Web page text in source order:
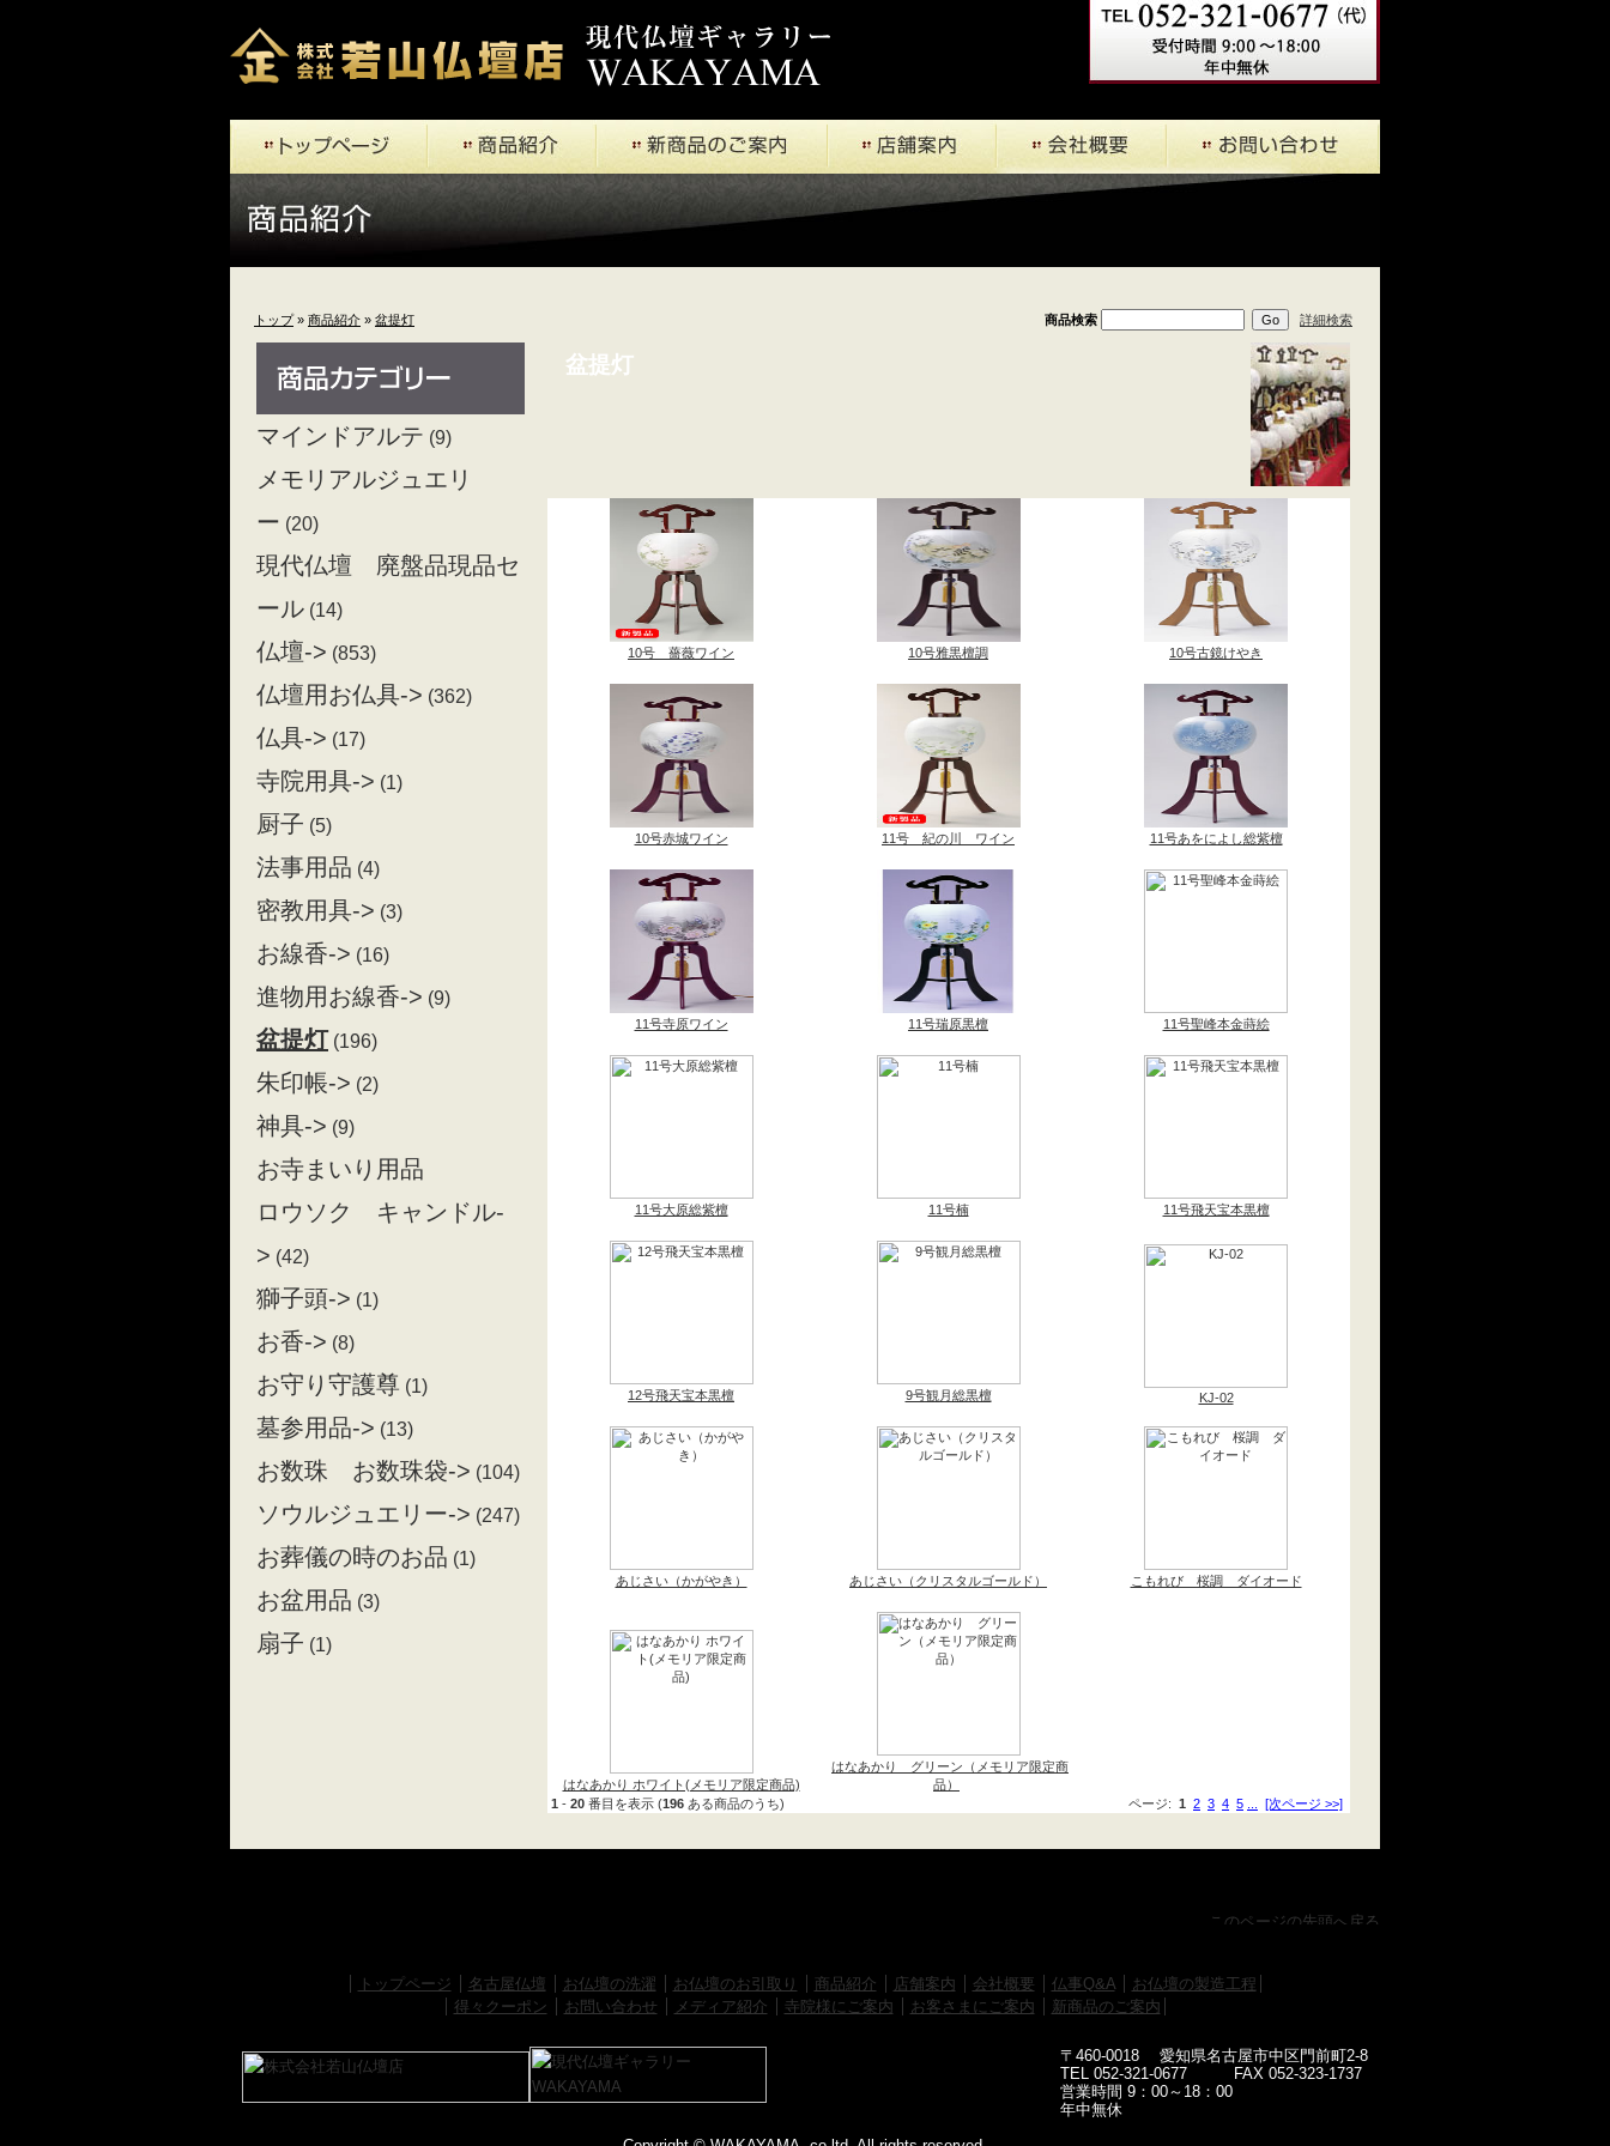
トップ» 商品紹介 » 盆提灯 商品検索 詳細検索
マインドアルテ (9)
メモリアルジュエリ
ー (20)
現代仏壇 廃盤品現品セ
ール (14)
仏壇-> (853)
仏壇用お仏具-> (362)
仏具-> (17)
寺院用具-> (1)
厨子 (5)
法事用品 (4)
密教用具-> (3)
お線香-> (16)
進物用お線香-> (9)
盆提灯 (196)
朱印帳-> (2)
神具-> (9)
お寺まいり用品
ロウソク キャンドル-
> (42)
獅子頭-> (1)
お香-> (8)
お守り守護尊 (1)
墓参用品-> (13)
お数珠 お数珠袋-> (104)
ソウルジュエリー-> (247)
お葬儀の時のお品 (1)
お盆用品 (3)
扇子 (1)
盆提灯
10号 薔薇ワイン 10号雅黒檀調 10号古鏡けやき
10号赤城ワイン 11号 紀の川 ワイン 11号あをによし総紫檀
11号寺原ワイン 11号瑞原黒檀 11号聖峰本金蒔絵
11号大原総紫檀 11号楠 11号飛天宝本黒檀
12号飛天宝本黒檀 9号観月総黒檀 KJ-02
あじさい（かがやき） あじさい（クリスタルゴールド） こもれび 桜調 ダイオード
はなあかり ホワイト(メモリア限定商品)
はなあかり グリーン（メモリア限定商
品）
1 - 20 番目を表示 (196 ある商品のうち) ページ: 1 2 3 4 5 [次ページ >>]
トップページ 名古屋仏壇 お仏壇の洗濯 お仏壇のお引取り 商品紹介 店舗案内 会社概要 仏事Q&A
お仏壇の製造工程
得々クーポン
お問い合わせ メディア紹介 寺院様にご案内 お客さまにご案内 新商品のご案内
〒460-0018 愛知県名古屋市中区門前町2-8
TEL 052-321-0677 FAX 052-323-1737
営業時間 9：00～18：00
年中無休